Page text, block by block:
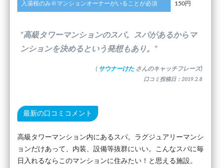
入湯税のみ※マンションオーナーがいることが必須 150円
”高級タワーマンションのスパ。スパがあるからマ
ンションを決めるという発想もあり。”
( サウナーけた さんのキャッチフレーズ)
口コミ投稿日：2019.2.8
最新の口コミコメント
高級タワーマンション内にあるスパ。ラグジュアリーマンシ
ョンだけあって、内装、設備等抜群にいい。こんなスパに毎
日入れるならこのマンションに住みたい！と思える施設。